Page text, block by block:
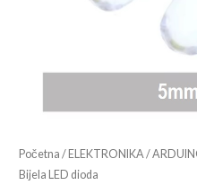
Početna /ELEKTRONIKA /
Bijela LED dioda